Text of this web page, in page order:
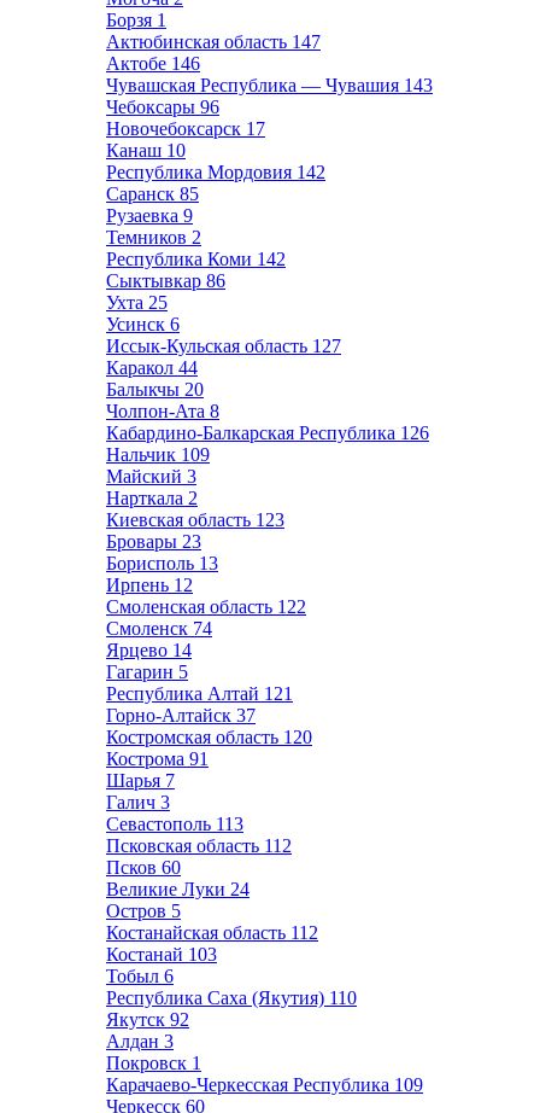
Борзя 1
Актюбинская область 147
Актобе 146
Чувашская Республика — Чувашия 143
Чебоксары 96
Новочебоксарск 17
Канаш 10
Республика Мордовия 142
Саранск 85
Рузаевка 9
Темников 2
Республика Коми 142
Сыктывкар 86
Ухта 25
Усинск 6
Иссык-Кульская область 127
Каракол 44
Балыкчы 20
Чолпон-Ата 8
Кабардино-Балкарская Республика 126
Нальчик 109
Майский 3
Нарткала 2
Киевская область 123
Бровары 23
Борисполь 13
Ирпень 12
Смоленская область 122
Смоленск 74
Ярцево 14
Гагарин 5
Республика Алтай 121
Горно-Алтайск 37
Костромская область 120
Кострома 91
Шарья 7
Галич 3
Севастополь 113
Псковская область 112
Псков 60
Великие Луки 24
Остров 5
Костанайская область 112
Костанай 103
Тобыл 6
Республика Саха (Якутия) 110
Якутск 92
Алдан 3
Покровск 1
Карачаево-Черкесская Республика 109
Черкесск 60